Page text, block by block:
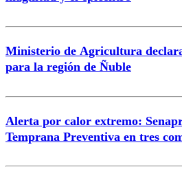
Ministerio de Agricultura
para la región de Ñuble
Alerta por calor extremo:
Temprana Preventiva en tres